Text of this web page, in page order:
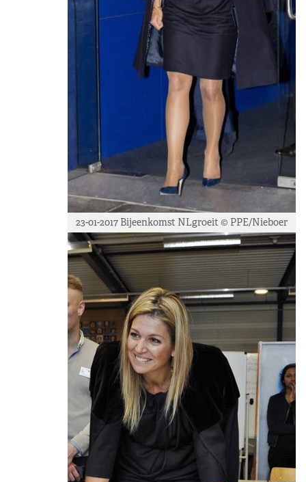
23-01-2017 Bijeenkomst NLgroeit © PPE/Nieboer